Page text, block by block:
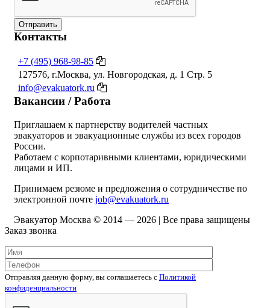
Отправить
Контакты
+7 (495) 968-98-85
127576, г.Москва, ул. Новгородская, д. 1 Стр. 5
info@evakuatork.ru
Вакансии / Работа
Приглашаем к партнерству водителей частных
эвакуаторов и эвакуационные службы из всех городов
России.
Работаем с корпотаривными клиентами, юридическими
лицами и ИП.
Принимаем резюме и предложения о сотрудничестве по
электронной почте job@evakuatork.ru
Эвакуатор Москва © 2014 — 2026 | Все права защищены
Заказ звонка
Отправляя данную форму, вы соглашаетесь c Политикой
конфиденциальности